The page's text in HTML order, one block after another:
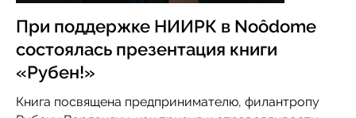
При поддержке НИИРК в Noôdome
состоялась презентация книги
«Рубен!»
Книга посвящена предпринимателю, филантропу